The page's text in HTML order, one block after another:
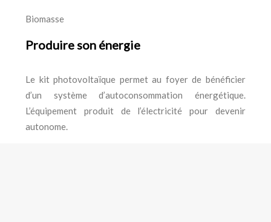
Biomasse
Produire son énergie
Le kit photovoltaïque permet au foyer de bénéficier
d’un système d’autoconsommation énergétique.
L’équipement produit de l’électricité pour devenir
autonome.